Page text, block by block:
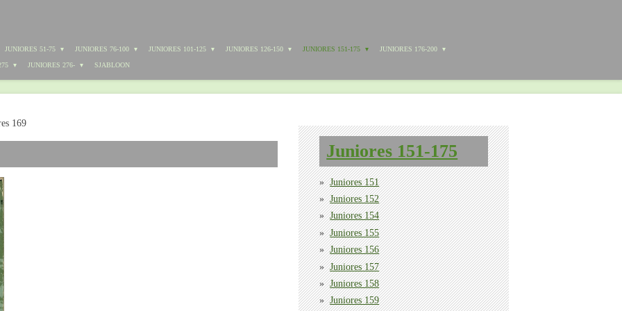
JUNIORES 51-75 JUNIORES 76-100 JUNIORES 101-125 JUNIORES 126-150 JUNIORES 151-175 JUNIORES 176-200
JUNIORES 276- SJABLOON
169
Juniores 151-175
Juniores 151
Juniores 152
Juniores 154
Juniores 155
Juniores 156
Juniores 157
Juniores 158
Juniores 159